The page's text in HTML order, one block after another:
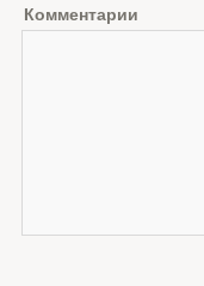
Комментарии